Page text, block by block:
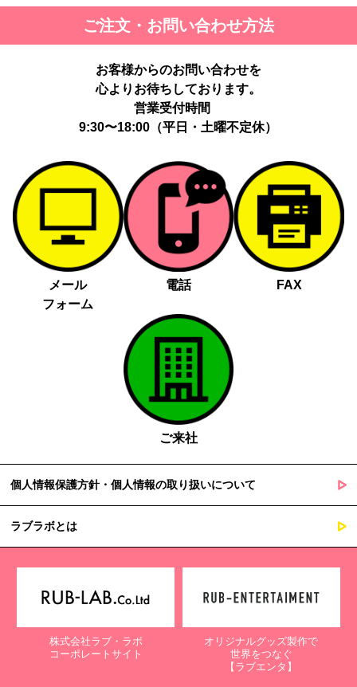
ご注文・お問い合わせ方法
お客様からのお問い合わせを
心よりお待ちしております。
営業受付時間
9:30〜18:00（平日・土曜不定休）
メール
フォーム
電話 FAX
ご来社
個人情報保護方針・個人情報の取り扱いについて
ラブラボとは
株式会社ラブ・ラボ
コーポレートサイト
オリジナルグッズ製作で
世界をつなぐ
【ラブエンタ】